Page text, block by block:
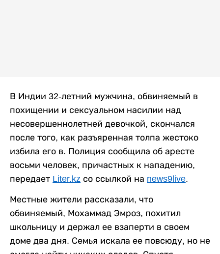
В Индии 32-летний мужчина, обвиняемый в
похищении и сексуальном насилии над
несовершеннолетней девочкой, скончался
после того, как разъяренная толпа жестоко
избила его в. Полиция сообщила об аресте
восьми человек, причастных к нападению,
передает Liter.kz со ссылкой на news9live.
Местные жители рассказали, что
обвиняемый, Мохаммад Эмроз, похитил
школьницу и держал ее взаперти в своем
доме два дня. Семья искала ее повсюду, но не